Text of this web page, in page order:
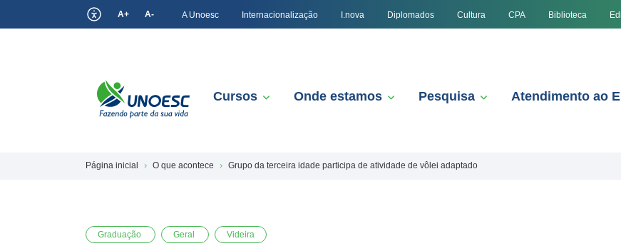
A+ A- A Unoesc Internacionalização I.nova Diplomados Cultura CPA Biblioteca
Cursos Onde estamos Pesquisa Atendimento ao
Página inicial O que acontece Grupo da terceira idade participa de atividade de vôlei adaptado
Graduação Geral Videira